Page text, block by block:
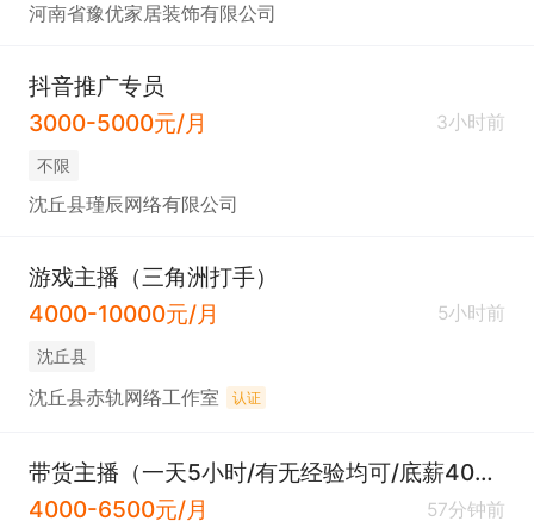
河南省豫优家居装饰有限公司
抖音推广专员
3000-5000元/月
3小时前
不限
沈丘县瑾辰网络有限公司
游戏主播（三角洲打手）
4000-10000元/月
5小时前
沈丘县
沈丘县赤轨网络工作室 认证
带货主播（一天5小时/有无经验均可/底薪4000）
4000-6500元/月
57分钟前